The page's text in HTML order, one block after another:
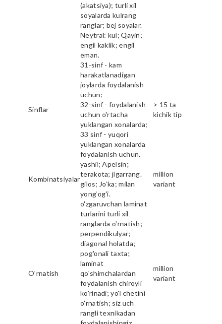
(akatsiya); turli xil
soyalarda kulrang
ranglar; bej soyalar.
Neytral: kul; Qayin;
engil kaklik; engil
eman.
Sinflar
31-sinf - kam
harakatlanadigan
joylarda foydalanish
uchun;
32-sinf - foydalanish
uchun o'rtacha
yuklangan xonalarda;
33 sinf - yuqori
yuklangan xonalarda
foydalanish uchun.
> 15 ta
kichik tip
Kombinatsiyalar
yashil; Apelsin;
terakota; jigarrang.
gilos; Jo'ka; milan
yong'og'i.
million
variant
O'rnatish
o'zgaruvchan laminat
turlarini turli xil
ranglarda o'rnatish;
perpendikulyar;
diagonal holatda;
pog'onali taxta;
laminat
qo'shimchalardan
foydalanish chiroyli
ko'rinadi; yo'l chetini
o'rnatish; siz uch
rangli texnikadan
million
variant